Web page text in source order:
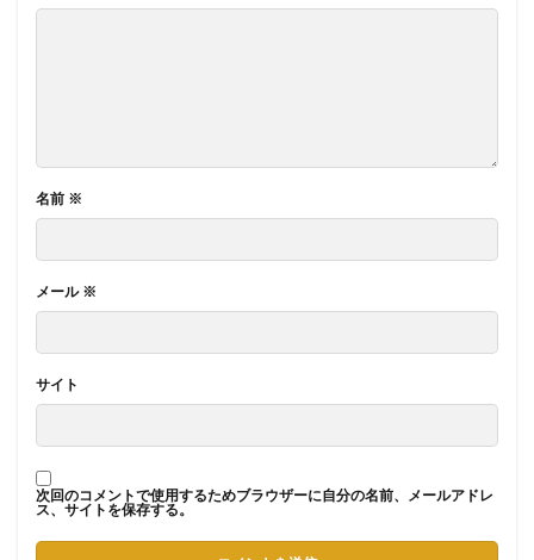
名前 ※
メール ※
サイト
次回のコメントで使用するためブラウザーに自分の名前、メールアドレ
ス、サイトを保存する。